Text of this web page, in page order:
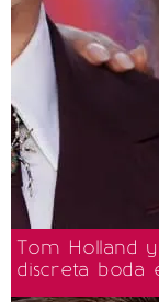
Tom Holland
discreta boda